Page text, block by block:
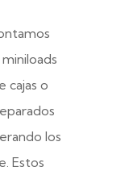
cajas o
los
Estos